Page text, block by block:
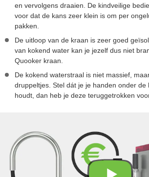
en vervolgens draaien. De kindveilige
voor dat de kans zeer klein is om per
pakken.
De uitloop van de kraan is zeer goed
van kokend water kan je jezelf dus niet
Quooker kraan.
De kokend waterstraal is niet massief,
druppeltjes. Stel dát je je handen onder de
houdt, dan heb je deze teruggetrokken